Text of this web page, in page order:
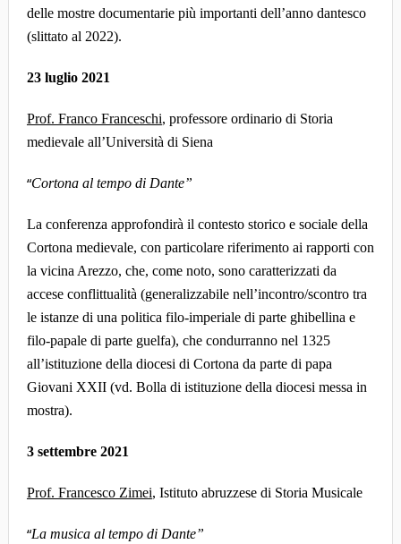
delle mostre documentarie più importanti dell’anno dantesco
(slittato al 2022).
23 luglio 2021
Prof. Franco Franceschi, professore ordinario di Storia
medievale all’Università di Siena
“Cortona al tempo di Dante”
La conferenza approfondirà il contesto storico e sociale della
Cortona medievale, con particolare riferimento ai rapporti con
la vicina Arezzo, che, come noto, sono caratterizzati da
accese conflittualità (generalizzabile nell’incontro/scontro tra
le istanze di una politica filo-imperiale di parte ghibellina e
filo-papale di parte guelfa), che condurranno nel 1325
all’istituzione della diocesi di Cortona da parte di papa
Giovani XXII (vd. Bolla di istituzione della diocesi messa in
mostra).
3 settembre 2021
Prof. Francesco Zimei, Istituto abruzzese di Storia Musicale
“La musica al tempo di Dante”